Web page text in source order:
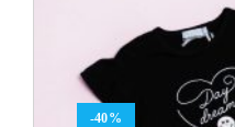
-40%